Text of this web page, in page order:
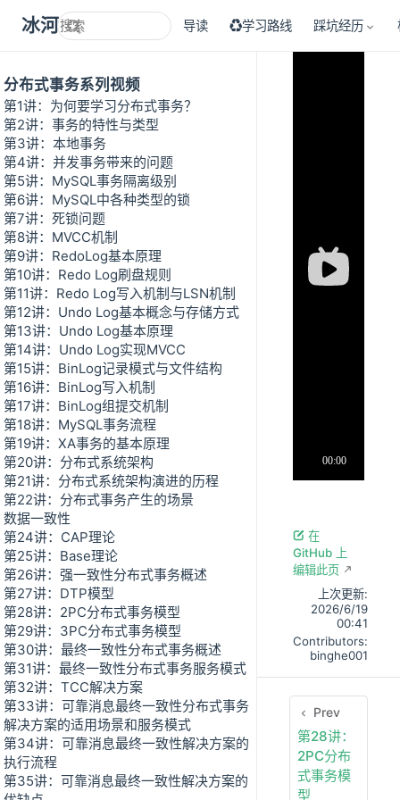
冰河技术 导读 ♻学习路线 踩坑经历
分布式事务系列视频
第1讲：为何要学习分布式事务？
第2讲：事务的特性与类型
第3讲：本地事务
第4讲：并发事务带来的问题
第5讲：MySQL事务隔离级别
第6讲：MySQL中各种类型的锁
第7讲：死锁问题
第8讲：MVCC机制
第9讲：RedoLog基本原理
第10讲：Redo Log刷盘规则
第11讲：Redo Log写入机制与LSN机制
第12讲：Undo Log基本概念与存储方式
第13讲：Undo Log基本原理
第14讲：Undo Log实现MVCC
第15讲：BinLog记录模式与文件结构
第16讲：BinLog写入机制
第17讲：BinLog组提交机制
第18讲：MySQL事务流程
第19讲：XA事务的基本原理
第20讲：分布式系统架构
第21讲：分布式系统架构演进的历程
第22讲：分布式事务产生的场景
数据一致性
第24讲：CAP理论
第25讲：Base理论
第26讲：强一致性分布式事务概述
第27讲：DTP模型
第28讲：2PC分布式事务模型
第29讲：3PC分布式事务模型
第30讲：最终一致性分布式事务概述
第31讲：最终一致性分布式事务服务模式
第32讲：TCC解决方案
第33讲：可靠消息最终一致性分布式事务
解决方案的适用场景和服务模式
第34讲：可靠消息最终一致性解决方案的
执行流程
第35讲：可靠消息最终一致性解决方案的
在
GitHub 上
编辑此页
上次更新:
2026/6/19
00:41
Contributors:
binghe001
Prev
第28讲：
2PC分布
式事务模
型